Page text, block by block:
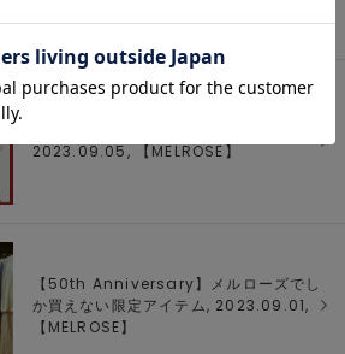
2023.09.05, 【MELROSE】
【50th Anniversary】メルローズでし
か買えない限定アイテム, 2023.09.01,
【 MELROSE】